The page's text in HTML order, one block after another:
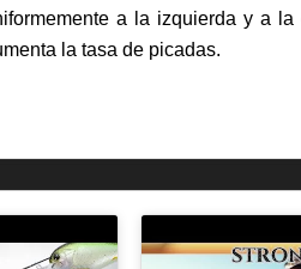
a la izquierda y a la
la tasa de picadas.